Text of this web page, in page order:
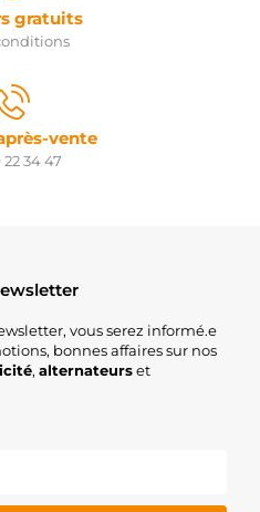
gratuits
vente
22 34 47
vous serez informé.e
bonnes affaires sur nos
, alternateurset